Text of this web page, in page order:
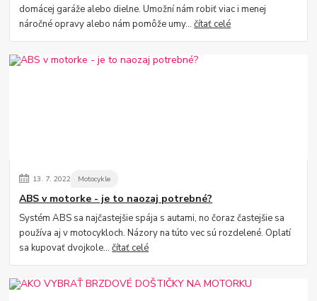
domácej garáže alebo dielne. Umožní nám robiť viac i menej
náročné opravy alebo nám pomôže umy...čítať celé
13. 7. 2022 Motocykle
ABS v motorke - je to naozaj potrebné?
Systém ABS sa najčastejšie spája s autami, no čoraz častejšie sa
používa aj v motocykloch. Názory na túto vec sú rozdelené. Oplatí
sa kupovať dvojkole...čítať celé